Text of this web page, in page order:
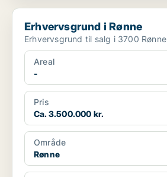
Erhvervsgrund i Rønne
Erhvervsgrund i Rønne
Erhvervsgrund til salg i 3700 Rønne
Areal
-
Pris
Ca. 3.500.000 kr.
Område
Rønne